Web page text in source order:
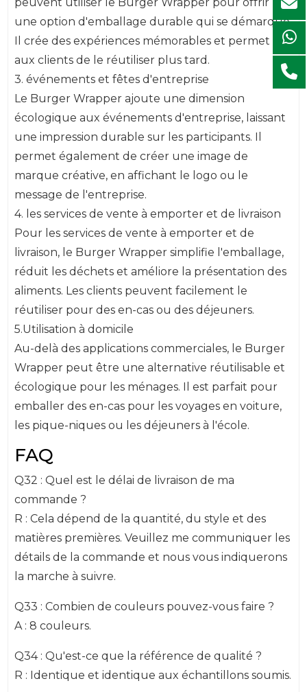
une option d'emballage durable qui se démarque.
Il crée des expériences mémorables et permet
aux clients de le réutiliser plus tard.
3. événements et fêtes d'entreprise
Le Burger Wrapper ajoute une dimension
écologique aux événements d'entreprise, laissant
une impression durable sur les participants. Il
permet également de créer une image de
marque créative, en affichant le logo ou le
message de l'entreprise.
4. les services de vente à emporter et de livraison
Pour les services de vente à emporter et de
livraison, le Burger Wrapper simplifie l'emballage,
réduit les déchets et améliore la présentation des
aliments. Les clients peuvent facilement le
réutiliser pour des en-cas ou des déjeuners.
5.Utilisation à domicile
Au-delà des applications commerciales, le Burger
Wrapper peut être une alternative réutilisable et
écologique pour les ménages. Il est parfait pour
emballer des en-cas pour les voyages en voiture,
les pique-niques ou les déjeuners à l'école.
FAQ
Q32 : Quel est le délai de livraison de ma
commande ?
R : Cela dépend de la quantité, du style et des
matières premières. Veuillez me communiquer les
détails de la commande et nous vous indiquerons
la marche à suivre.
Q33 : Combien de couleurs pouvez-vous faire ?
A : 8 couleurs.
Q34 : Qu'est-ce que la référence de qualité ?
R : Identique et identique aux échantillons soumis.